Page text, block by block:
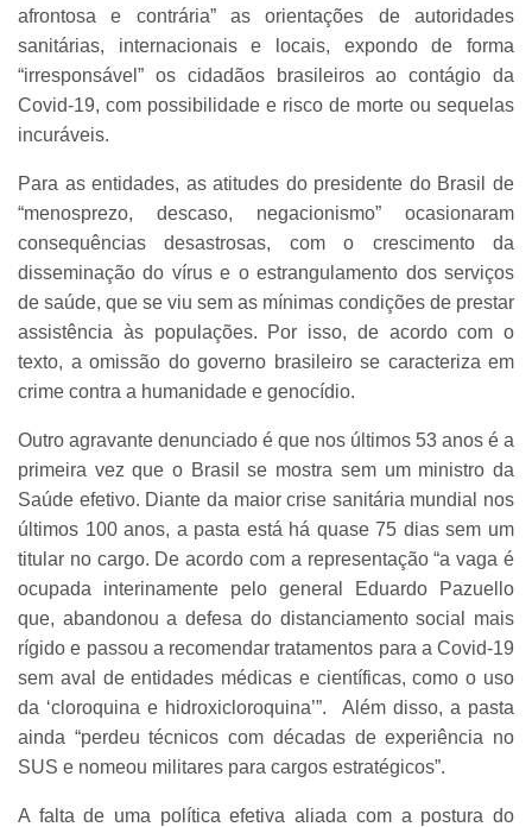
afrontosa e contrária” as orientações de autoridades
sanitárias, internacionais e locais, expondo de forma
“irresponsável” os cidadãos brasileiros ao contágio da
Covid-19, com possibilidade e risco de morte ou sequelas
incuráveis.
Para as entidades, as atitudes do presidente do Brasil de
“menosprezo, descaso, negacionismo” ocasionaram
consequências desastrosas, com o crescimento da
disseminação do vírus e o estrangulamento dos serviços
de saúde, que se viu sem as mínimas condições de prestar
assistência às populações. Por isso, de acordo com o
texto, a omissão do governo brasileiro se caracteriza em
crime contra a humanidade e genocídio.
Outro agravante denunciado é que nos últimos 53 anos é a
primeira vez que o Brasil se mostra sem um ministro da
Saúde efetivo. Diante da maior crise sanitária mundial nos
últimos 100 anos, a pasta está há quase 75 dias sem um
titular no cargo. De acordo com a representação “a vaga é
ocupada interinamente pelo general Eduardo Pazuello
que, abandonou a defesa do distanciamento social mais
rígido e passou a recomendar tratamentos para a Covid-19
sem aval de entidades médicas e científicas, como o uso
da ‘cloroquina e hidroxicloroquina’”. Além disso, a pasta
ainda “perdeu técnicos com décadas de experiência no
SUS e nomeou militares para cargos estratégicos”.
A falta de uma política efetiva aliada com a postura do